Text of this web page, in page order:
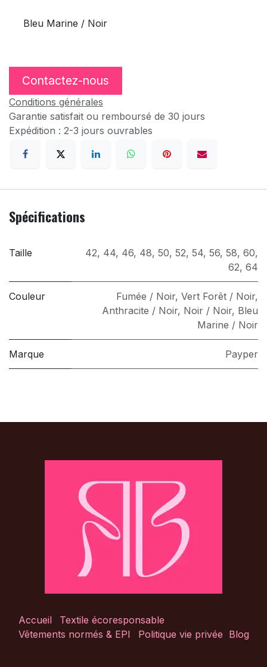
Bleu Marine / Noir
Contactez-nous
Conditions générales
Garantie satisfait ou remboursé de 30 jours
Expédition : 2-3 jours ouvrables
Spécifications
Taille 42, 44, 46, 48, 50, 52, 54, 56, 58, 60,
62, 64
Couleur Fumée / Noir, Vert Forêt / Noir,
Anthracite / Noir, Noir / Noir, Bleu
Marine / Noir
Marque Payper
Accueil
Textile écoresponsable
Vêtements normés & EPI
Politique vie privée Blog